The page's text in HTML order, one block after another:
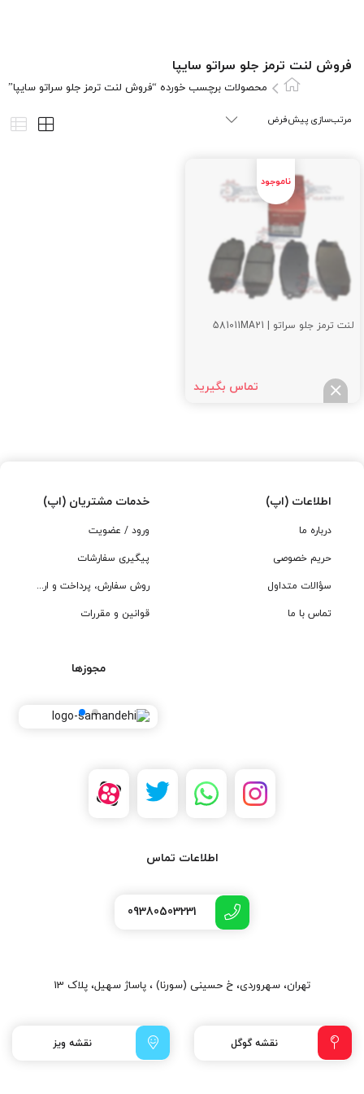
فروش لنت ترمز جلو سراتو سايپا
محصولات برچسب خورده “فروش لنت ترمز جلو سراتو سايپا”
لنت ترمز جلو سراتو | 581011MA21
تماس بگیرید
اطلاعات (اپ)
درباره ما
حریم خصوصی
سؤالات متداول
تماس با ما
خدمات مشتریان (اپ)
ورود / عضویت
پیگیری سفارشات
روش سفارش، پرداخت و ارسال
قوانین و مقررات
مجوزها
اطلاعات تماس
09380503231
تهران، سهروردی، خ حسینی (سورنا) ، پاساژ سهیل، پلاک 13
نقشه گوگل نقشه ویز